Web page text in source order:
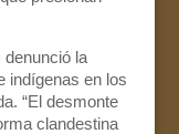
la
indígenas en los
“El desmonte
clandestina